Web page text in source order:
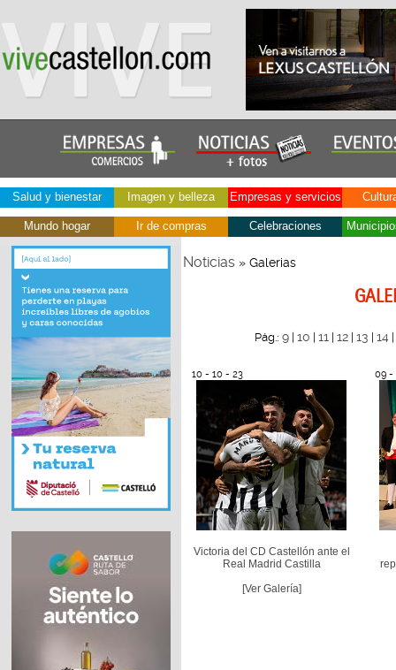
Salud y bienestar Imagen y belleza Empresas y servicios
Mundo hogar Ir de compras Celebraciones
Noticias » Galerias
Pág.: 9| 10 | 11 | 12| 13 | 14|
10 - 10 - 23
Victoria del CD Castellón ante el
Real Madrid Castilla
[Ver Galería]
09 -